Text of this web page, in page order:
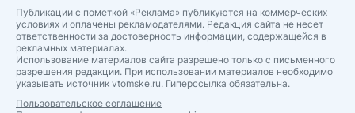
Публикации с пометкой «Реклама» публикуются на коммерческих
условиях и оплачены рекламодателями. Редакция сайта не несет
ответственности за достоверность информации, содержащейся в
рекламных материалах.
Использование материалов сайта разрешено только с письменного
разрешения редакции. При использовании материалов необходимо
указывать источник vtomske.ru. Гиперссылка обязательна.
Пользовательское соглашение